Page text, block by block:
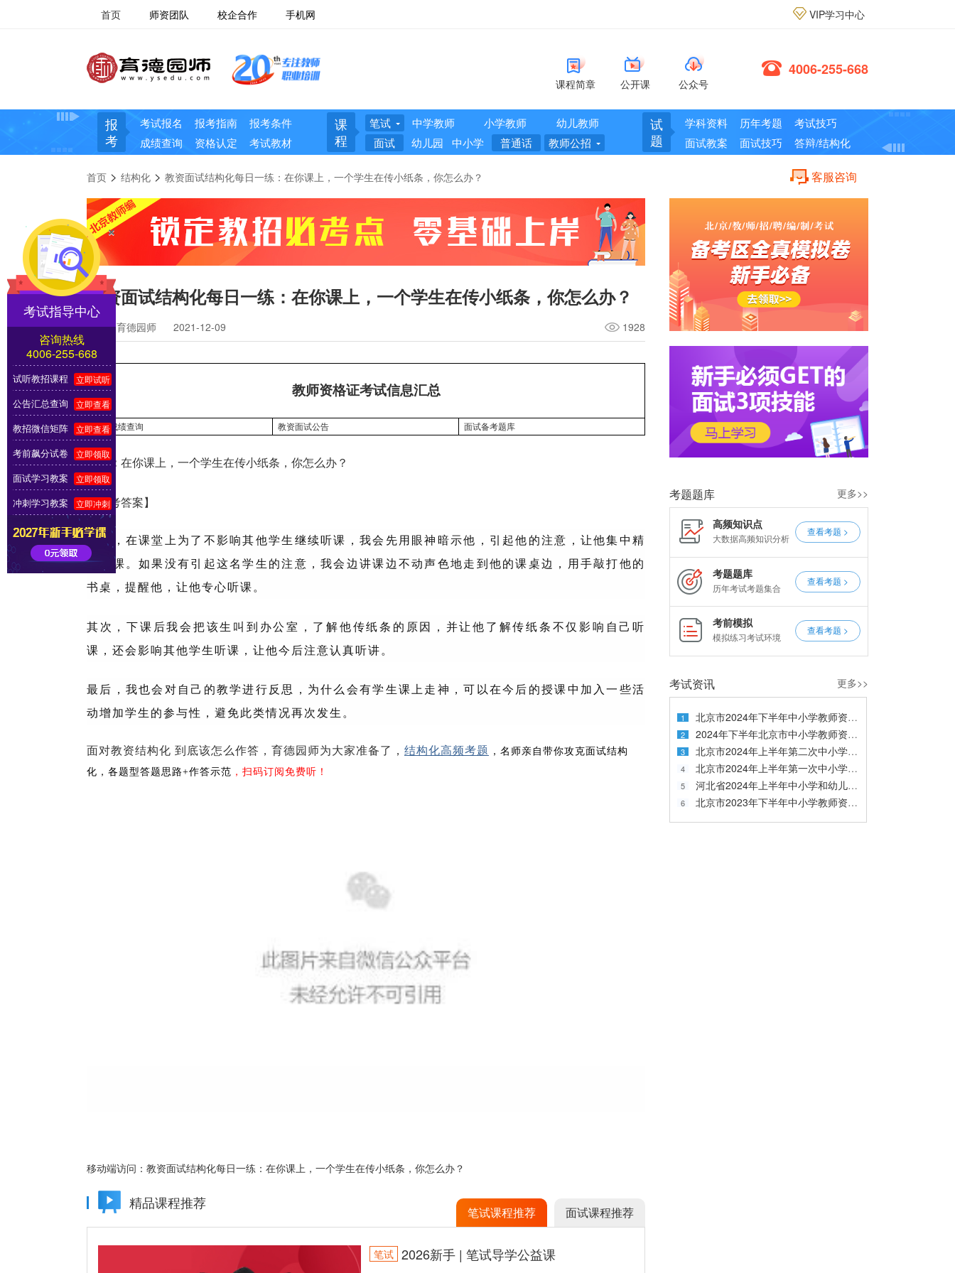
首页 师资团队 校企合作 手机网 VIP学习中心
课程简章 公开课 公众号
4006-255-668
报
考
考试报名 报考指南
报考条件
成绩查询
资格认定 考试教材
课
程
笔试 中学教师 小学教师
幼儿教师
面试
幼儿园 中小学 普通话 教师公招
试
题
学科资料 历年考题
考试技巧
面试教案
面试技巧 答辩/结构化
首页 > 结构化 > 教资面试结构化每日一练：在你课上，一个学生在传小纸条，你怎么办？ 客服咨询
教资面试结构化每日一练：在你课上，一个学生在传小纸条，你怎么办？
编辑：育德园师 2021-12-09 1928
教师资格证考试信息汇总
教资成绩查询 教资面试公告 面试备考题库
问题： 在你课上，一个学生在传小纸条，你怎么办？
【参考答案】
首先，在课堂上为了不影响其他学生继续听课，我会先用眼神暗示他，引起他的注意，让他集中精
力听课。如果没有引起这名学生的注意，我会边讲课边不动声色地走到他的课桌边，用手敲打他的
书桌，提醒他，让他专心听课。
其次，下课后我会把该生叫到办公室，了解他传纸条的原因，并让他了解传纸条不仅影响自己听
课，还会影响其他学生听课，让他今后注意认真听讲。
最后，我也会对自己的教学进行反思，为什么会有学生课上走神，可以在今后的授课中加入一些活
动增加学生的参与性，避免此类情况再次发生。
面对教资结构化 到底该怎么作答， 育德园师为大家准备了， 结构化高频考题 ， 名师亲自带你攻克面试结构
化， 各题型答题思路+作答示范 ，扫码订阅免费听！
移动端访问： 教资面试结构化每日一练：在你课上，一个学生在传小纸条，你怎么办？
精品课程推荐
笔试课程推荐 面试课程推荐
笔试 2026新手 | 笔试导学公益课
考题题库 更多>>
高频知识点
大数据高频知识分析
查看考题 >
考题题库
历年考试考题集合
查看考题 >
考前模拟
模拟练习考试环境
查看考题 >
考试资讯 更多>>
北京市2024年下半年中小学教师资格认定公告
2024年下半年北京市中小学教师资格考试笔试报名公告
北京市2024年上半年第二次中小学教师资格认定公告
北京市2024年上半年第一次中小学教师资格认定公告
河北省2024年上半年中小学和幼儿园教师资格认定公告
北京市2023年下半年中小学教师资格认定公告
考试指导中心
咨询热线
4006-255-668
试听教招课程 立即试听
公告汇总查询 立即查看
教招微信矩阵 立即查看
考前飙分试卷 立即领取
面试学习教案 立即领取
冲刺学习教案 立即冲刺
×